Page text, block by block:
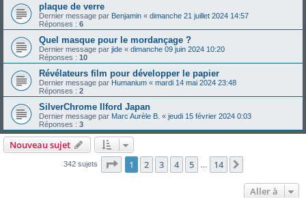
plaque de verre
Dernier message par Benjamin « dimanche 21 juillet 2024 14:57
Réponses : 6
Quel masque pour le mordançage ?
Dernier message par jide « dimanche 09 juin 2024 10:20
Réponses : 10
Révélateurs film pour développer le papier
Dernier message par Humanium « mardi 14 mai 2024 23:48
Réponses : 2
SilverChrome Ilford Japan
Dernier message par Marc Aurèle B. « jeudi 15 février 2024 0:03
Réponses : 3
Nouveau sujet
342 sujets Page 1sur14
1 2 3 4 5 14
Aller à